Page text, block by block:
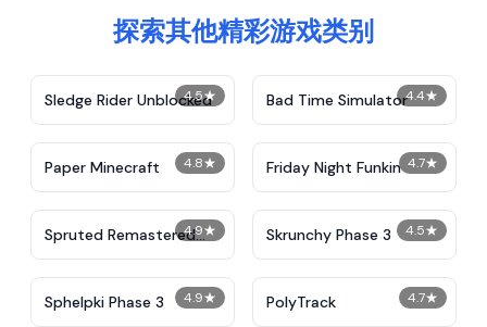
探索其他精彩游戏类别
4.5★
Sledge Rider Unblocked 4.4★
Bad Time Simulator
4.8★
Paper Minecraft 4.7★
Friday Night Funkin
4.9★
Spruted Remastered
Alternative Phase 2
4.5★
Skrunchy Phase 3
4.9★
Sphelpki Phase 3 4.7★
PolyTrack